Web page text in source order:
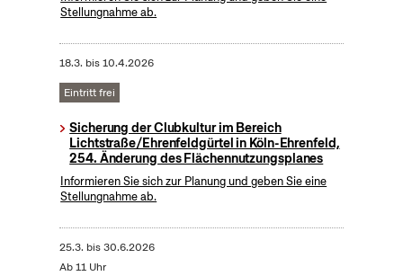
Stellungnahme ab.
18.3. bis10.4.2026
Eintritt frei
Sicherung der Clubkultur im Bereich
Lichtstraße/Ehrenfeldgürtel in Köln-Ehrenfeld,
254. Änderung des Flächennutzungsplanes
Informieren Sie sich zur Planung und geben Sie eine
Stellungnahme ab.
25.3. bis30.6.2026
Ab 11 Uhr